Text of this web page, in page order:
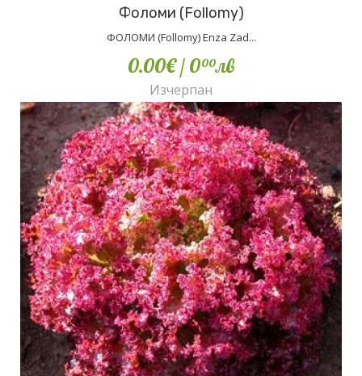
Фоломи (Follomy)
ФОЛОМИ (Follomy) Enza Zad...
0.00€/ 000лв
Изчерпан